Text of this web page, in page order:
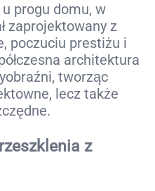
progu domu, w
zaprojektowany z
poczuciu prestiżu i
architektura
tworząc
lecz także
z